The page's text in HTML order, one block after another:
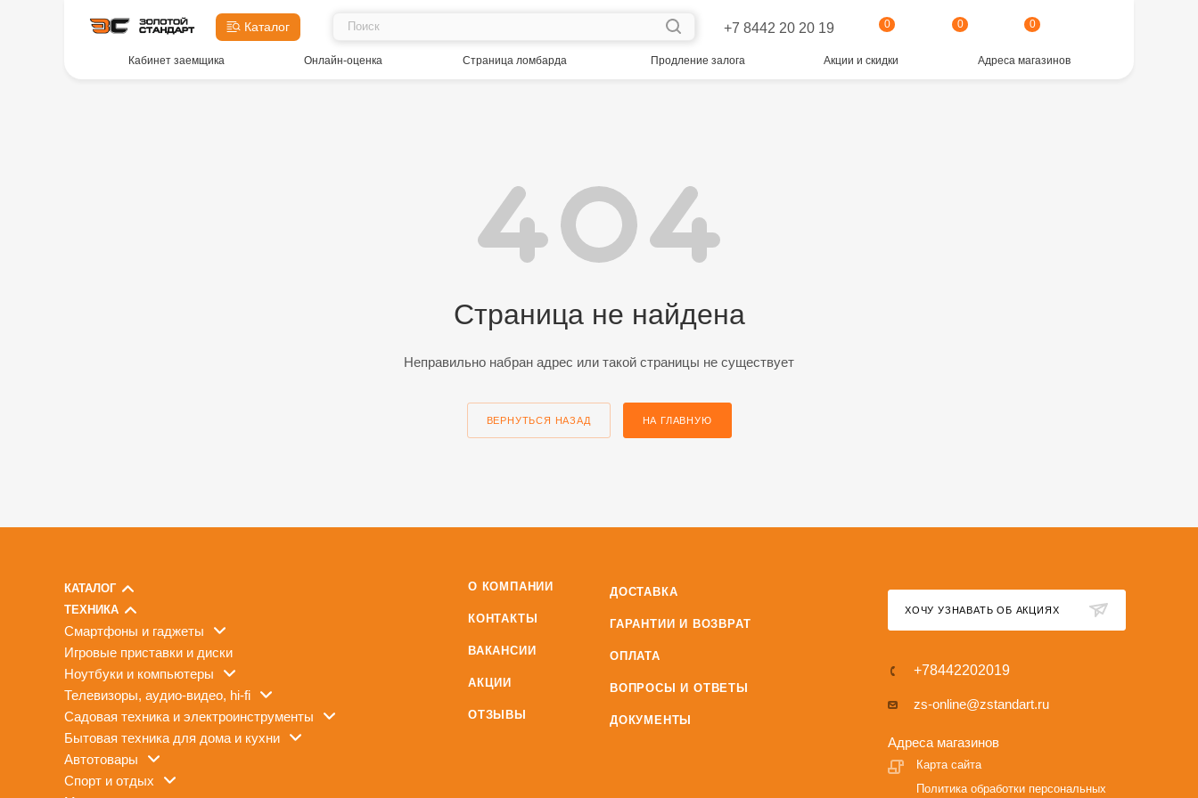
Каталог +7 8442 20 20 19 0 0 0
Кабинет заемщика Онлайн-оценка Страница ломбарда Продление залога Акции и скидки Адреса магазинов
Страница не найдена
Неправильно набран адрес или такой страницы не существует
ВЕРНУТЬСЯ НАЗАД НА ГЛАВНУЮ
КАТАЛОГ
ТЕХНИКА
смартфоны и гаджеты
игровые приставки и диски
ноутбуки и компьютеры
телевизоры, аудио-видео, hi-fi
садовая техника и электроинструменты
бытовая техника для дома и кухни
автотовары
спорт и отдых
О КОМПАНИИ
КОНТАКТЫ
ВАКАНСИИ
АКЦИИ
ОТЗЫВЫ
ДОСТАВКА
ГАРАНТИИ И ВОЗВРАТ
ОПЛАТА
ВОПРОСЫ И ОТВЕТЫ
ДОКУМЕНТЫ
ХОЧУ УЗНАВАТЬ ОБ АКЦИЯХ
+78442202019
zs-online@zstandart.ru
Адреса магазинов
Карта сайта
Политика обработки персональных